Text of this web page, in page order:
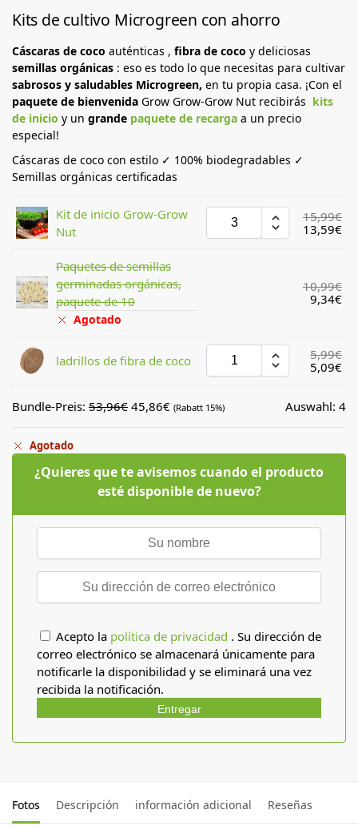
Kits de cultivo Microgreen con ahorro
Cáscaras de coco auténticas , fibra de coco y deliciosas
semillas orgánicas : eso es todo lo que necesitas para cultivar
sabrosos y saludables Microgreen, en tu propia casa. ¡Con el
paquete de bienvenida Grow Grow-Grow Nut recibirás kits
de inicio y un grande paquete de recarga a un precio
especial!
Cáscaras de coco con estilo ✓ 100% biodegradables ✓
Semillas orgánicas certificadas
Kit de inicio Grow-Grow
Nut
15,99€
13,59€
Paquetes de semillas
germinadas orgánicas,
paquete de 10
Agotado
10,99€
9,34€
ladrillos de fibra de coco 5,99€
5,09€
Bundle-Preis: 53,96€ 45,86€ (Rabatt 15%) Auswahl: 4
Agotado
¿Quieres que te avisemos cuando el producto
esté disponible de nuevo?
Acepto la política de privacidad . Su dirección de
correo electrónico se almacenará únicamente para
notificarle la disponibilidad y se eliminará una vez
recibida la notificación.
Entregar
Fotos Descripción información adicional Reseñas